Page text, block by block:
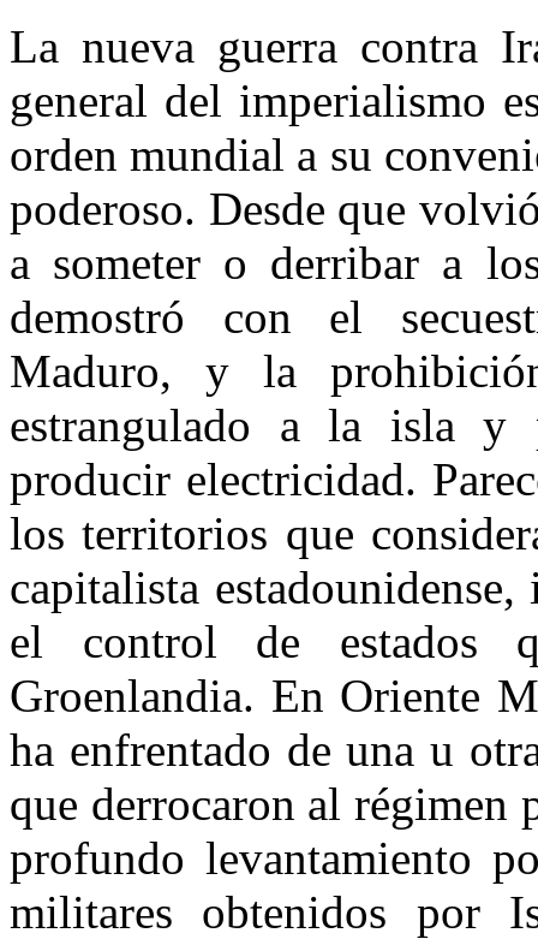
La nueva guerra contra
general del imperialismo
orden mundial a su
poderoso. Desde que
a someter o derribar a
demostró con el
Maduro, y la
estrangulado a la isla y
producir electricidad.
los territorios que
capitalista
el control de estados
Groenlandia. En Oriente
ha enfrentado de una u
que derrocaron al régimen
profundo levantamiento
militares obtenidos por